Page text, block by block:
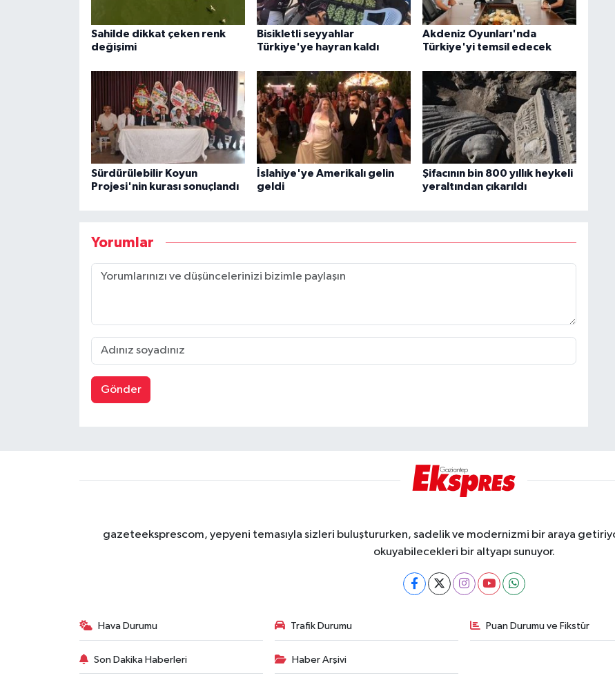
Sahilde dikkat çeken renk
değişimi
Bisikletli seyyahlar
Türkiye'ye hayran kaldı
Akdeniz Oyunları'nda
Türkiye'yi temsil edecek
Sürdürülebilir Koyun
Projesi'nin kurası sonuçlandı
İslahiye'ye Amerikalı gelin
geldi
Şifacının bin 800 yıllık heykeli
yeraltından çıkarıldı
Yorumlar
Gönder
gazeteeksprescom, yepyeni temasıyla sizleri buluştururken, sadelik ve modernizmi bir araya
okuyabilecekleri bir altyapı sunuyor.
Hava Durumu Trafik Durumu Puan Durumu ve Fikstür
Son Dakika Haberleri Haber Arşivi